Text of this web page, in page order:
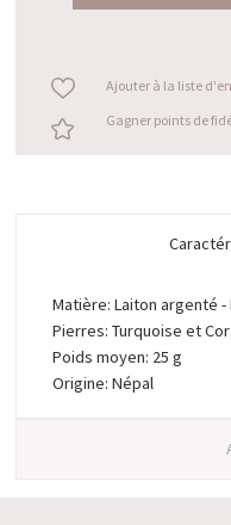
Ajouter à la liste
Gagner points de
Matière: Laiton argenté
Pierres: Turquoise et
Poids moyen: 25 g
Origine: Népal